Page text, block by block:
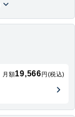
月額19,566 円(税込)